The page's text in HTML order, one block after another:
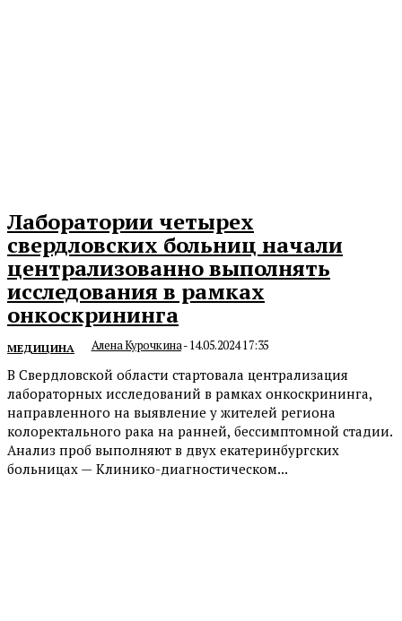
Лаборатории четырех
свердловских больниц начали
централизованно выполнять
исследования в рамках
онкоскрининга
МЕДИЦИНА Алена Курочкина- 14.05.2024 17:35
В Свердловской области стартовала централизация
лабораторных исследований в рамках онкоскрининга,
направленного на выявление у жителей региона
колоректального рака на ранней, бессимптомной стадии.
Анализ проб выполняют в двух екатеринбургских
больницах — Клинико-диагностическом...